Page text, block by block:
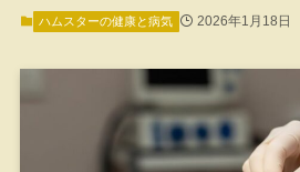
ハムスターの健康と病気 2026年1月18日